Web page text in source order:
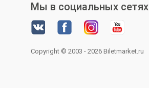
Мы в социальных сетях
Copyright © 2003 - 2026 Biletmarket.ru